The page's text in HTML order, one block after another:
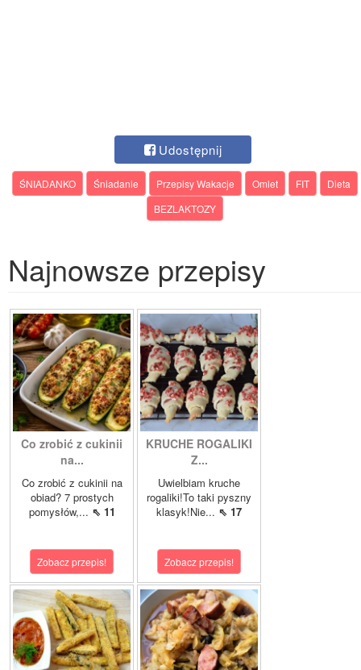
Udostępnij
ŚNIADANKO Śniadanie Przepisy Wakacje Omlet FIT
Dieta
BEZLAKTOZY
Najnowsze przepisy
Co zrobić z cukinii
na...
Co zrobić z cukinii na
obiad? 7 prostych
pomysłów,... ⇖ 11
Zobacz przepis!
KRUCHE ROGALIKI
Z...
Uwielbiam kruche
rogaliki!To taki pyszny
klasyk!Nie... ⇖ 17
Zobacz przepis!